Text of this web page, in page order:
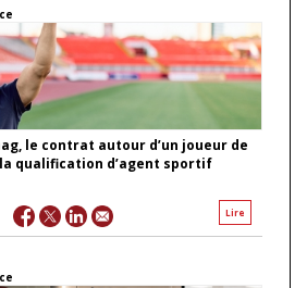
le contrat autour d’un joueur de
qualification d’agent sportif
Lire